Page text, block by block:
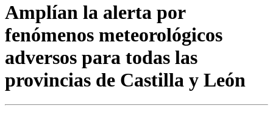
Amplían la alerta por
fenómenos meteorológicos
adversos para todas las
provincias de Castilla y León